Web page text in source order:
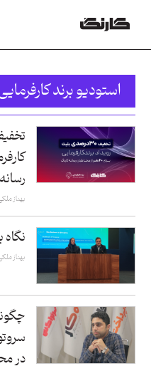
استودیو برند
بهناز
بهناز
در